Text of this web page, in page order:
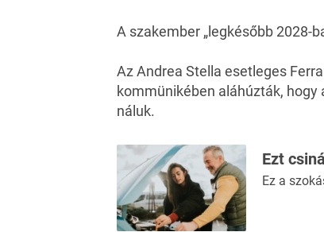
A szakember „legkésőbb 2028-
Az Andrea Stella esetleges
kommünikében aláhúzták, hogy
náluk.
Ezt
Ez a